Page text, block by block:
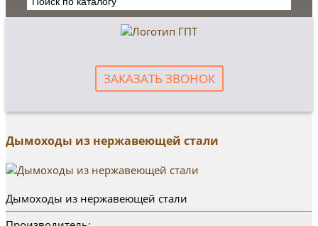
ЗАКАЗАТЬ ЗВОНОК
Дымоходы из нержавеющей стали
Дымоходы из нержавеющей стали